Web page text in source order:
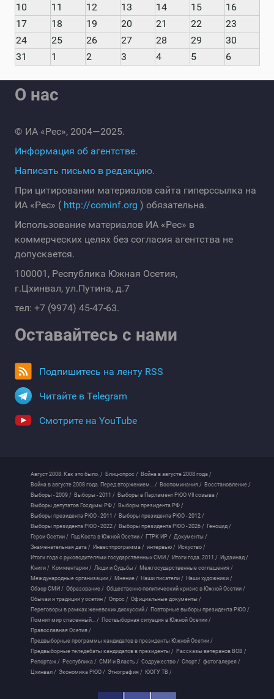
10
11 12 13 14 15
16
17
18 19 20 21 22
23
24
25 26 27 28 29
30
31
1 2 3 4 5 6
О нас
© ИА «Рес», 2004—2025.
Информация об агентстве.
Написать письмо в редакцию.
При цитировании материалов сайта гиперссылка на
ИА «Рес» ( http://cominf.org ) обязательна.
Использование материалов ИА «Рес» в
коммерческих целях без согласия агентства не
допускается.
100001, Республика Южная Осетия,
г.Цхинвал, ул.Путина, д.7
тел: +7 (9974) 45-47-63.
Оставайтесь с нами
Подпишитесь на ленту RSS
Читайте в Telegram
Смотрите на YouTube
Август 2008. Как это было. / Блиц-опрос / Война в августе 2008 года /
Война в августе 2008 года. Перед вторжением... / Воспоминания / Восстановление /
Выборы - 2009 / Выборы - 2011 / Выборы в Парламент РЮО VII созыва /
Выборы депутатов Госдумы РФ / Выборы президента РФ /
Выборы президента РЮО - 2011 / Выборы президента РЮО - 2012 /
Выборы президента РЮО - 2022 / Выборы президента РЮО - 2026 / Геноцид /
Герои Осетии / Год Коста в Южной Осетии / ГТРК ИР / Документы /
Знаменательная дата / Инвестпрограмма / интервью / Искуство /
Итоги года с руководителями государственных СМИ / Итоги года. 2011 / Иудзинад /
Книги / Комментарии / Люди и Судьбы / Межгосударственные соглашения /
Международные организации / Мнение / Наши писатели / Наши художники /
Обзор СМИ / Образование / Общественно-политический кризис в Южной Осетии /
Обычаи и традиции у осетин / Опрос / Официальные документы /
Переговоры в рамках женевских дискуссий / Повторные выборы президента РЮО /
Помнит мир спасенный... / Поствыборная ситуация в Южной Осетии /
Православная Осетия /
Предвыборные программы кандидатов в президенты Южной Осетии /
Предвыборные теледебаты кандидатов в президенты / Рассказы ветеранов ВОВ /
Репортаж / Республика / СМИ и Власть / Содружество / Спорт / фотогалерея /
Цхинвал / Экономика РЮО / Этнография / ЮОГУ ТВ /